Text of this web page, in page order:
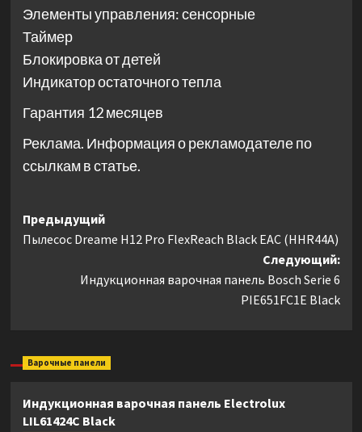
Элементы управления: сенсорные
Таймер
Блокировка от детей
Индикатор остаточного тепла
Гарантия 12 месяцев
Реклама. Информация о рекламодателе по
ссылкам в статье.
Навигация
записи
Предыдущий
Пылесос Dreame H12 Pro FlexReach Black EAC (HHR44A)
Следующий:
Индукционная варочная панель Bosch Serie 6
PIE651FC1E Black
Варочные панели
Индукционная варочная панель Electrolux
LIL61424C Black